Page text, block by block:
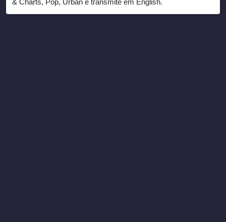
& Charts, Pop, Urban e transmite em English.